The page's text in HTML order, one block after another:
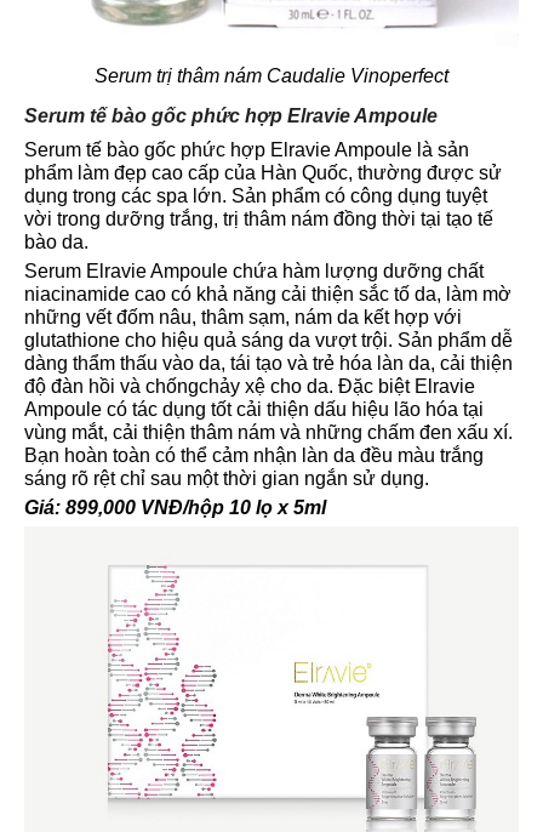
Serum trị thâm nám Caudalie Vinoperfect
Serum tế bào gốc phức hợp Elravie Ampoule
Serum tế bào gốc phức hợp Elravie Ampoule là sản
phẩm làm đẹp cao cấp của Hàn Quốc, thường được sử
dụng trong các spa lớn. Sản phẩm có công dụng tuyệt
vời trong dưỡng trắng, trị thâm nám đồng thời tại tạo tế
bào da.
Serum Elravie Ampoule chứa hàm lượng dưỡng chất
niacinamide cao có khả năng cải thiện sắc tố da, làm mờ
những vết đốm nâu, thâm sạm, nám da kết hợp với
glutathione cho hiệu quả sáng da vượt trội. Sản phẩm dễ
dàng thẩm thấu vào da, tái tạo và trẻ hóa làn da, cải thiện
độ đàn hồi và chốngchảy xệ cho da. Đặc biệt Elravie
Ampoule có tác dụng tốt cải thiện dấu hiệu lão hóa tại
vùng mắt, cải thiện thâm nám và những chấm đen xấu xí.
Bạn hoàn toàn có thể cảm nhận làn da đều màu trắng
sáng rõ rệt chỉ sau một thời gian ngắn sử dụng.
Giá: 899,000 VNĐ/hộp 10 lọ x 5ml